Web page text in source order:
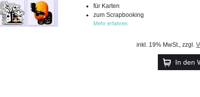
für Karten
zum Scrapbooking
Mehr erfahren
inkl. 19% MwSt., zzgl.
In den